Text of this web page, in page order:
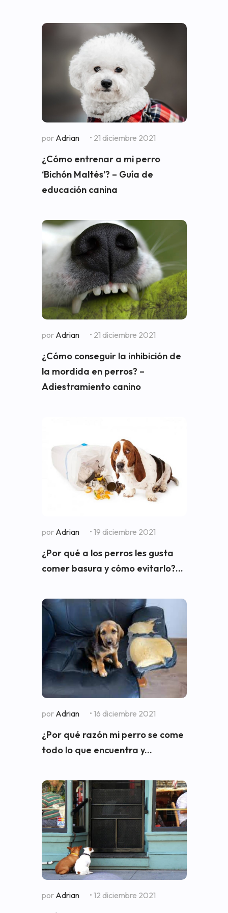
por Adrian • 21 diciembre 2021
¿Cómo entrenar a mi perro
‘Bichón Maltés’? – Guía de
educación canina
por Adrian • 21 diciembre 2021
¿Cómo conseguir la inhibición de
la mordida en perros? –
Adiestramiento canino
por Adrian • 19 diciembre 2021
¿Por qué a los perros les gusta
comer basura y cómo evitarlo?...
por Adrian • 16 diciembre 2021
¿Por qué razón mi perro se come
todo lo que encuentra y...
por Adrian • 12 diciembre 2021